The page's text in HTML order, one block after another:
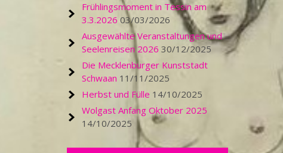
Frühlingsmoment in Tessin am
3.3.2026 03/03/2026
Ausgewählte Veranstaltungen und
Seelenreisen 2026 30/12/2025
Die Mecklenburger Kunststadt
Schwaan 11/11/2025
Herbst und Fülle 14/10/2025
Wolgast Anfang Oktober 2025
14/10/2025